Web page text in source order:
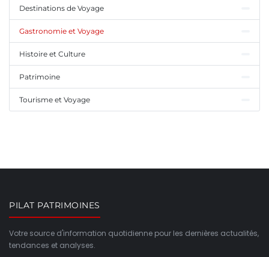
Destinations de Voyage
Gastronomie et Voyage
Histoire et Culture
Patrimoine
Tourisme et Voyage
PILAT PATRIMOINES
Votre source d'information quotidienne pour les dernières actualités,
tendances et analyses.